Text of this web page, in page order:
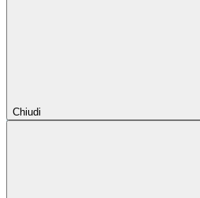
Chiudi